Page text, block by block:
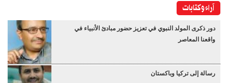
آراء وكتابات
دور ذكرى المولد النبوي في تعزيز حضور مبادئ الأنبياء في
واقعنا المعاصر
رسالة إلى تركيا وباكستان